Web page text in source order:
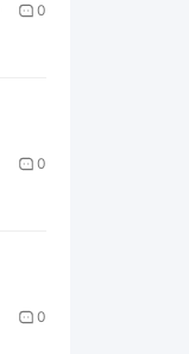
0
0
0